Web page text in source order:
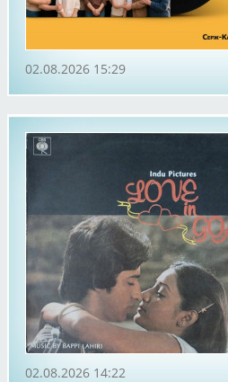
02.08.2026 15:29
02.08.2026 14:22